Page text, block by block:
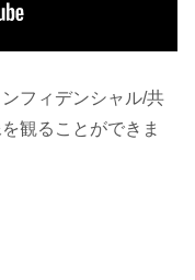
フィデンシャル/共
観ることができま